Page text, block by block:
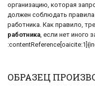
организацию, которая
должен соблюдать
работника. Как правило,
работника, если нет иного
ОБРАЗЕЦ